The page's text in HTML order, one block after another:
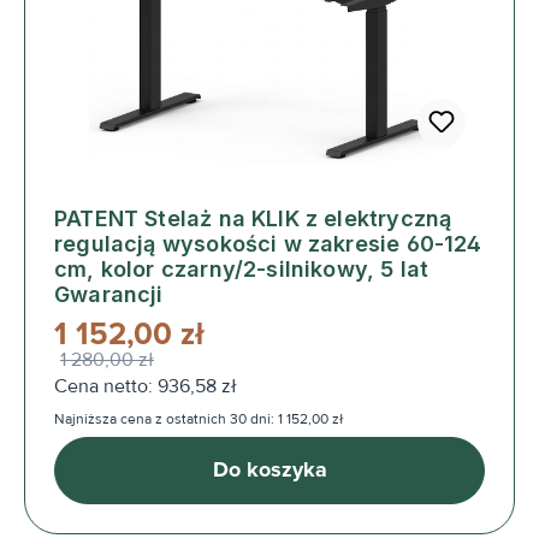
PATENT Stelaż na KLIK z elektryczną
regulacją wysokości w zakresie 60-124
cm, kolor czarny/2-silnikowy, 5 lat
Gwarancji
1 152,00 zł
1 280,00 zł
Cena netto: 936,58 zł
Najniższa cena z ostatnich 30 dni: 1 152,00 zł
Do koszyka